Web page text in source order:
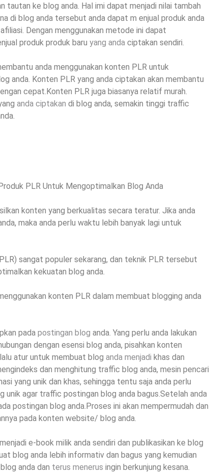
tautan ke blog anda. Hal imi dapat menjadi nilai tambah
di blog anda tersebut anda dapat m enjual produk anda
Dengan menggunakan metode ini dapat
produk produk baruyang anda ciptakan sendiri.
anda menggunakan konten PLR untuk
anda. Konten PLR yang anda ciptakan akan membantu
cepat.Konten PLR juga biasanya relatif murah.
anda ciptakan di blog anda, semakin tinggi traffic
PLR Untuk Mengoptimalkan Blog Anda
konten yang berkualitas secara teratur. Jika anda
maka anda perlu waktu lebih banyak lagi untuk
sangat populer sekarang, dan teknik PLR tersebut
kekuatan blog anda.
konten PLR dalam membuat blogging anda
pada postingan blog anda. Yang perlu anda lakukan
dengan esensi blog anda, pisahkan konten
atur untuk membuat blog anda menjadi khas dan
dan menghitung traffic blog anda, mesin pencari
yang unik dan khas, sehingga tentu saja anda perlu
unik agar traffic postingan blog anda bagus.Setelah anda
postingan blog anda.Proses ini akan mempermudah dan
pada konten website/ blog anda.
e-book milik anda sendiri dan publikasikan ke blog
blog anda lebih informativ dan bagus yang kemudian
anda dan terus menerus ingin berkunjung kesana.